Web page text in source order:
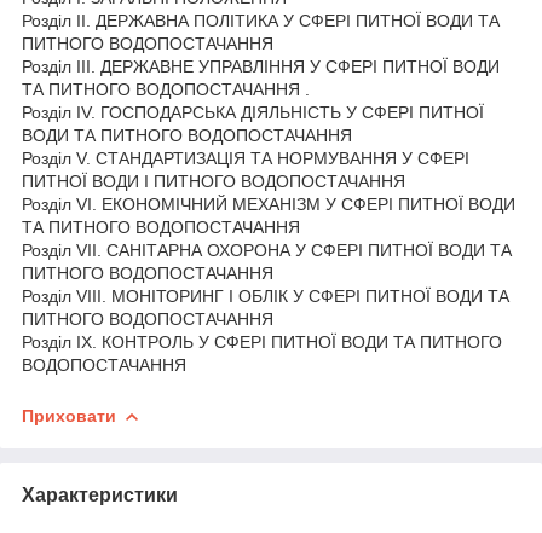
Розділ II. ДЕРЖАВНА ПОЛІТИКА У СФЕРІ ПИТНОЇ ВОДИ ТА
ПИТНОГО ВОДОПОСТАЧАННЯ
Розділ III. ДЕРЖАВНЕ УПРАВЛІННЯ У СФЕРІ ПИТНОЇ ВОДИ
ТА ПИТНОГО ВОДОПОСТАЧАННЯ .
Розділ IV. ГОСПОДАРСЬКА ДІЯЛЬНІСТЬ У СФЕРІ ПИТНОЇ
ВОДИ ТА ПИТНОГО ВОДОПОСТАЧАННЯ
Розділ V. СТАНДАРТИЗАЦІЯ ТА НОРМУВАННЯ У СФЕРІ
ПИТНОЇ ВОДИ І ПИТНОГО ВОДОПОСТАЧАННЯ
Розділ VI. ЕКОНОМІЧНИЙ МЕХАНІЗМ У СФЕРІ ПИТНОЇ ВОДИ
ТА ПИТНОГО ВОДОПОСТАЧАННЯ
Розділ VII. САНІТАРНА ОХОРОНА У СФЕРІ ПИТНОЇ ВОДИ ТА
ПИТНОГО ВОДОПОСТАЧАННЯ
Розділ VIII. МОНІТОРИНГ І ОБЛІК У СФЕРІ ПИТНОЇ ВОДИ ТА
ПИТНОГО ВОДОПОСТАЧАННЯ
Розділ IX. КОНТРОЛЬ У СФЕРІ ПИТНОЇ ВОДИ ТА ПИТНОГО
ВОДОПОСТАЧАННЯ
Приховати
Характеристики